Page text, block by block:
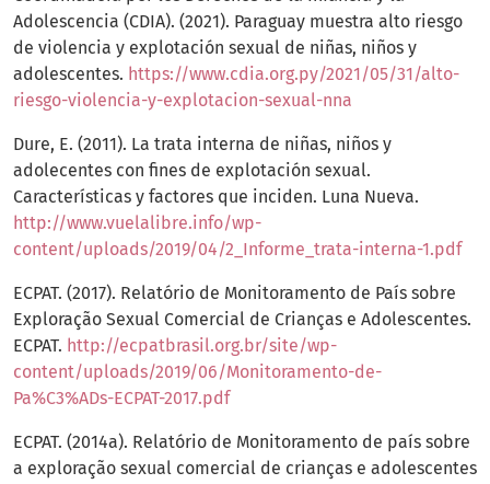
Adolescencia (CDIA). (2021). Paraguay muestra alto riesgo
de violencia y explotación sexual de niñas, niños y
adolescentes. https://www.cdia.org.py/2021/05/31/alto-
riesgo-violencia-y-explotacion-sexual-nna
Dure, E. (2011). La trata interna de niñas, niños y
adolecentes con fines de explotación sexual.
Características y factores que inciden. Luna Nueva.
http://www.vuelalibre.info/wp-
content/uploads/2019/04/2_Informe_trata-interna-1.pdf
ECPAT. (2017). Relatório de Monitoramento de País sobre
Exploração Sexual Comercial de Crianças e Adolescentes.
ECPAT. http://ecpatbrasil.org.br/site/wp-
content/uploads/2019/06/Monitoramento-de-
Pa%C3%ADs-ECPAT-2017.pdf
ECPAT. (2014a). Relatório de Monitoramento de país sobre
a exploração sexual comercial de crianças e adolescentes